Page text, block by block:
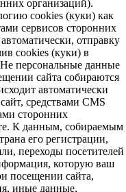
организаций).
cookies (куки) как
сервисов сторонних
отправку
cookies (куки) в
Не персональные данные
сайта собираются
автоматически
средствами CMS
сторонних
К данным, собираемым
его регистрации,
переходы посетителей
которую ваш
посещении сайта,
иные данные,